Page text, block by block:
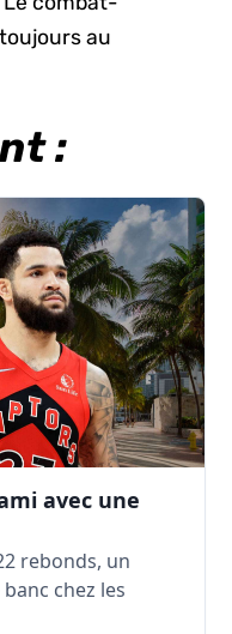
au
:
avec une
rebonds, un
chez les